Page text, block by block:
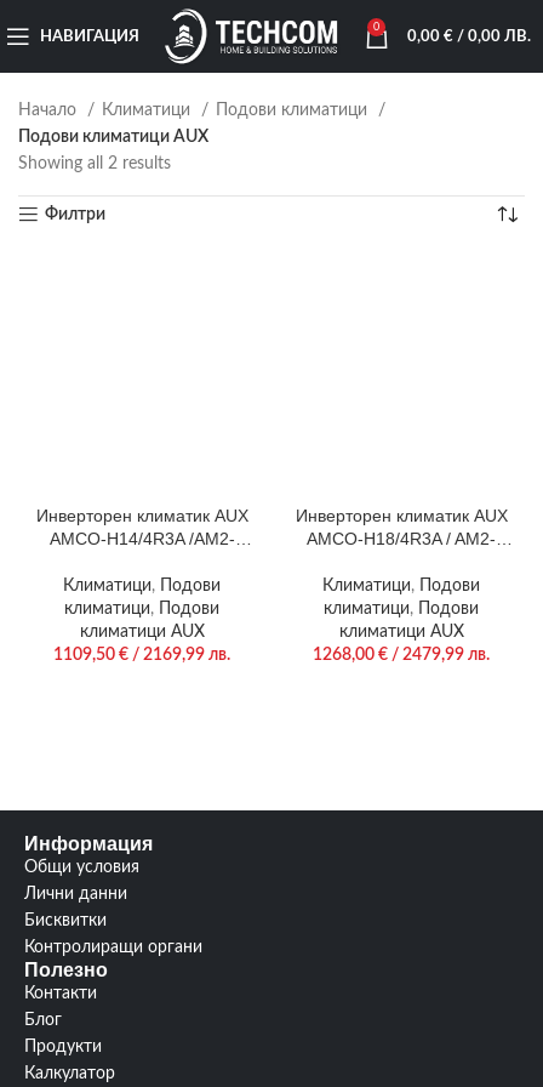
НАВИГАЦИЯ
0
0,00 €/ 0,00 ЛВ.
Начало Климатици
Подови климатици
Подови климатици AUX
Showing all 2 results
Филтри
Инверторен климатик AUX
AMCO-H14/4R3A /AM2-
Климатици,
Подови
климатици,
Подови
климатици AUX
1109,50 € / 2169,99 лв.
Инверторен климатик AUX
AMCO-H18/4R3A / AM2-
Климатици,
Подови
климатици,
Подови
климатици AUX
1268,00 € / 2479,99 лв.
Информация
Общи условия
Лични данни
Бисквитки
Контролиращи органи
Полезно
Контакти
Блог
Продукти
Калкулатор